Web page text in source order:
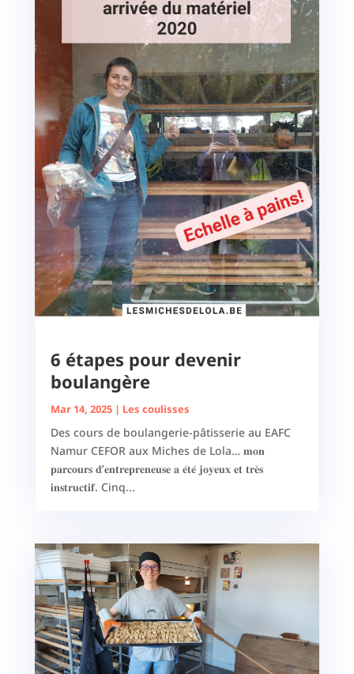
6 étapes pour devenir
boulangère
Mar 14, 2025| Les coulisses
Des cours de boulangerie-pâtisserie au EAFC
Namur CEFOR aux Miches de Lola… 𝐦𝐨𝐧
𝐩𝐚𝐫𝐜𝐨𝐮𝐫𝐬 𝐝’𝐞𝐧𝐭𝐫𝐞𝐩𝐫𝐞𝐧𝐞𝐮𝐬𝐞 𝐚 𝐞́𝐭𝐞́ 𝐣𝐨𝐲𝐞𝐮𝐱 𝐞𝐭 𝐭𝐫𝐞̀𝐬
𝐢𝐧𝐬𝐭𝐫𝐮𝐜𝐭𝐢𝐟. Cinq...